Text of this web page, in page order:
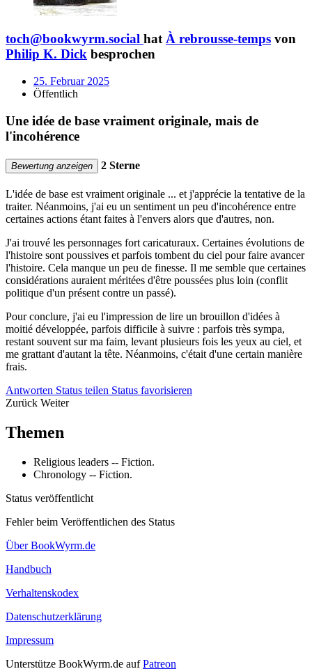
toch@bookwyrm.social hatÀ rebrousse-temps von
Philip K. Dick besprochen
25. Februar 2025
Öffentlich
Une idée de base vraiment originale, mais de
l'incohérence
Bewertung anzeigen 2 Sterne
L'idée de base est vraiment originale ... et j'apprécie la tentative de la
traiter. Néanmoins, j'ai eu un sentiment un peu d'incohérence entre
certaines actions étant faites à l'envers alors que d'autres, non.
J'ai trouvé les personnages fort caricaturaux. Certaines évolutions de
l'histoire sont poussives et parfois tombent du ciel pour faire avancer
l'histoire. Cela manque un peu de finesse. Il me semble que certaines
considérations auraient méritées d'être poussées plus loin (conflit
politique d'un présent contre un passé).
Pour conclure, j'ai eu l'impression de lire un brouillon d'idées à
moitié développée, parfois difficile à suivre : parfois très sympa,
restant souvent sur ma faim, levant plusieurs fois les yeux au ciel, et
me grattant d'autant la tête. Néanmoins, c'était d'une certain manière
frais.
Antworten Status teilen Status favorisieren
Zurück Weiter
Themen
Religious leaders -- Fiction.
Chronology -- Fiction.
Status veröffentlicht
Fehler beim Veröffentlichen des Status
Über BookWyrm.de
Handbuch
Verhaltenskodex
Datenschutzerklärung
Impressum
Unterstütze BookWyrm.de aufPatreon